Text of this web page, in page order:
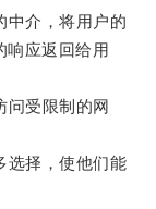
介，将用户的
响应返回给用
受限制的网
择，使他们能